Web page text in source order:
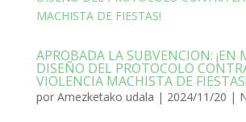
APROBADA LA SUBVENCION: ¡EN
DISEÑO DEL PROTOCOLO
VIOLENCIA MACHISTA DE FIESTAS!
por Amezketako udala | 2024/11/20 |